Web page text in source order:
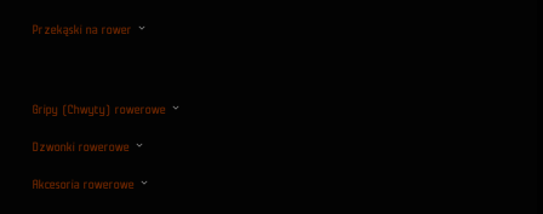
Przekąski na rower
Gripy (Chwyty) rowerowe
Dzwonki rowerowe
Akcesoria rowerowe